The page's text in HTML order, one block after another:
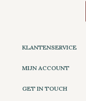
KLANTENSERVICE
MIJN ACCOUNT
GET IN TOUCH